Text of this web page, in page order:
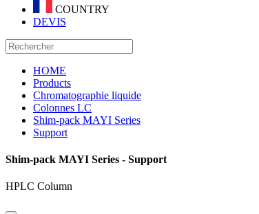
COUNTRY
DEVIS
HOME
Products
Chromatographie liquide
Colonnes LC
Shim-pack MAYI Series
Support
Shim-pack MAYI Series - Support
HPLC Column